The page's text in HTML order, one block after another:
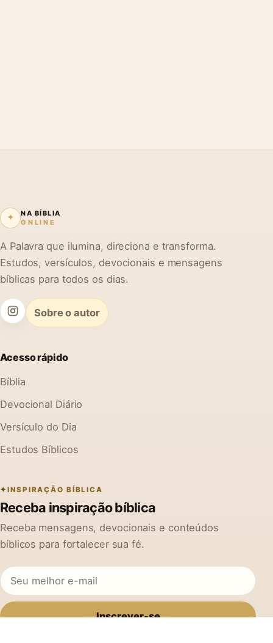
✦
NA BÍBLIA
ONLINE
A Palavra que ilumina, direciona e transforma.
Estudos, versículos, devocionais e mensagens
bíblicas para todos os dias.
Sobre o autor
Acesso rápido
Bíblia
Devocional Diário
Versículo do Dia
Estudos Bíblicos
INSPIRAÇÃO BÍBLICA
Receba inspiração bíblica
Receba mensagens, devocionais e conteúdos
bíblicos para fortalecer sua fé.
Inscrever-se